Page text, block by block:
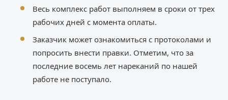
Весь комплекс работ выполняем в сроки от трех
рабочих дней с момента оплаты.
Заказчик может ознакомиться с протоколами и
попросить внести правки. Отметим, что за
последние восемь лет нареканий по нашей
работе не поступало.